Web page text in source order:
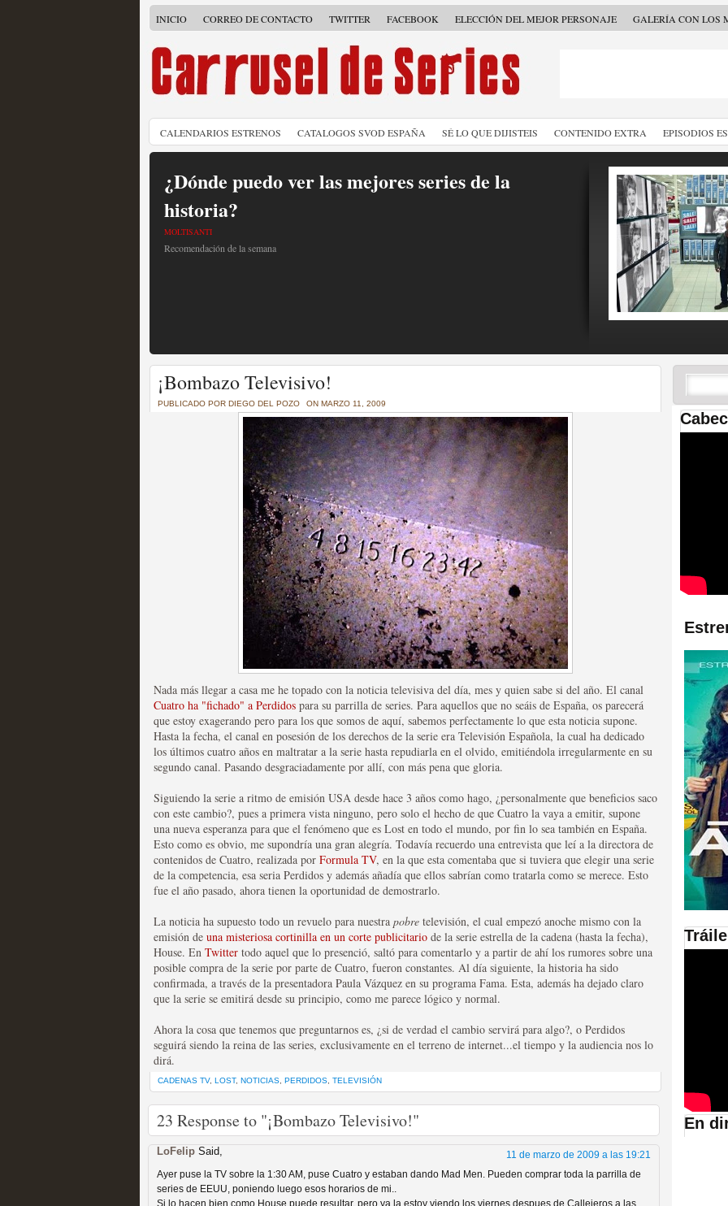
INICIO CORREO DE CONTACTO TWITTER FACEBOOK ELECCIÓN DEL MEJOR PERSONAJE GALERÍA CON LOS
CALENDARIOS ESTRENOS CATALOGOS SVOD ESPAÑA SÉ LO QUE DIJISTEIS CONTENIDO EXTRA EPISODIOS
¿Dónde puedo ver las mejores series de la
historia?
MOLTISANTI
Recomendación de la semana
Un recorrido por todas las temporadas de Game
of Thrones a través de sus mejores tráilers
Recomendación de la semana
La burbuja de los jugadores de la ficción
Recomendación de la semana
Las series disponibles en las plataformas SVOD
tienen fecha de caducidad
MOLTISANTI
Recomendación de la semana
La barrera de las 500 series al año se superará
desde Silicon Valley
Recomendación de la semana
Mi experiencia como usuario de HBO España
MOLTISANTI
Recomendación de la semana
¡Bombazo Televisivo!
PUBLICADO POR DIEGO DEL POZO ON MARZO 11, 2009
Nada más llegar a casa me he topado con la noticia televisiva del día, mes y quien sabe si del año. El canal
Cuatro ha "fichado" a Perdidos para su parrilla de series. Para aquellos que no seáis de España, os parecerá
que estoy exagerando pero para los que somos de aquí, sabemos perfectamente lo que esta noticia supone.
Hasta la fecha, el canal en posesión de los derechos de la serie era Televisión Española, la cual ha dedicado
los últimos cuatro años en maltratar a la serie hasta repudiarla en el olvido, emitiéndola irregularmente en su
segundo canal. Pasando desgraciadamente por allí, con más pena que gloria.
Siguiendo la serie a ritmo de emisión USA desde hace 3 años como hago, ¿personalmente que beneficios saco
con este cambio?, pues a primera vista ninguno, pero solo el hecho de que Cuatro la vaya a emitir, supone
una nueva esperanza para que el fenómeno que es Lost en todo el mundo, por fin lo sea también en España.
Esto como es obvio, me supondría una gran alegría. Todavía recuerdo una entrevista que leí a la directora de
contenidos de Cuatro, realizada por Formula TV, en la que esta comentaba que si tuviera que elegir una serie
de la competencia, esa seria Perdidos y además añadía que ellos sabrían como tratarla como se merece. Esto
fue el año pasado, ahora tienen la oportunidad de demostrarlo.
La noticia ha supuesto todo un revuelo para nuestra pobre televisión, el cual empezó anoche mismo con la
emisión de una misteriosa cortinilla en un corte publicitario de la serie estrella de la cadena (hasta la fecha),
House. En Twitter todo aquel que lo presenció, saltó para comentarlo y a partir de ahí los rumores sobre una
posible compra de la serie por parte de Cuatro, fueron constantes. Al día siguiente, la historia ha sido
confirmada, a través de la presentadora Paula Vázquez en su programa Fama. Esta, además ha dejado claro
que la serie se emitirá desde su principio, como me parece lógico y normal.
Ahora la cosa que tenemos que preguntarnos es, ¿si de verdad el cambio servirá para algo?, o Perdidos
seguirá siendo la reina de las series, exclusivamente en el terreno de internet...el tiempo y la audiencia nos lo
dirá.
CADENAS TV, LOST, NOTICIAS PERDIDOS TELEVISIÓN
23 Response to "¡Bombazo Televisivo!"
LoFelip Said,
11 de marzo de 2009 a las 19:21
Ayer puse la TV sobre la 1:30 AM, puse Cuatro y estaban dando Mad Men. Pueden comprar toda la parrilla de
series de EEUU, poniendo luego esos horarios de mi..
Si lo hacen bien como House puede resultar, pero ya la estoy viendo los viernes despues de Callejeros a las
En